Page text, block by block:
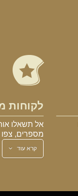
לקוחות
אל תשאלו
מספרים, צפו
קרא עוד